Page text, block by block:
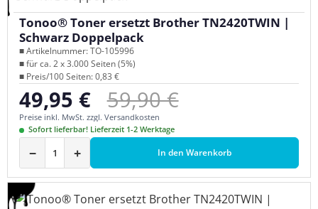
Tonoo® Toner ersetzt Brother TN2420TWIN |
Schwarz Doppelpack
■ Artikelnummer: TO-105996
■ für ca. 2 x 3.000 Seiten (5%)
■ Preis/100 Seiten: 0,83 €
Verkaufspreis:
49,95 € Regulärer Preis:
59,90 €
Preise inkl. MwSt. zzgl. Versandkosten
Sofort lieferbar! Lieferzeit 1-2 Werktage
− + In den Warenkorb